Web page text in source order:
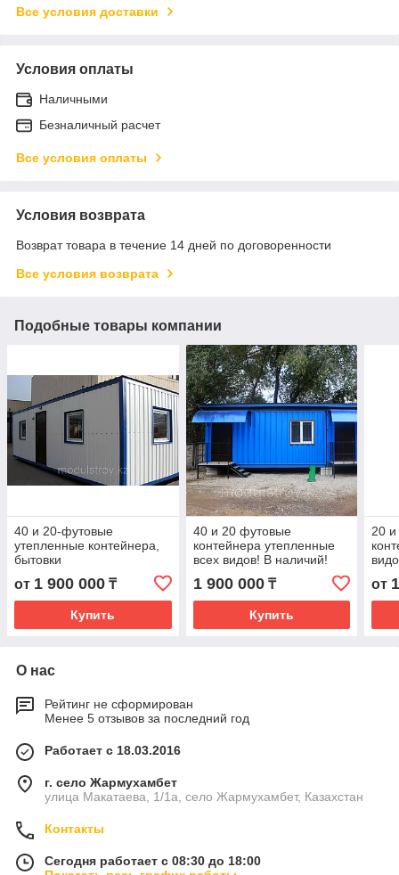
Все условия доставки
Условия оплаты
Наличными
Безналичный расчет
Все условия оплаты
Условия возврата
Возврат товара в течение 14 дней по договоренности
Все условия возврата
Подобные товары компании
40 и 20-футовые
утепленные контейнера,
бытовки
от 1 900 000 ₸
Купить
40 и 20 футовые
контейнера утепленные
всех видов! В наличий!
1 900 000₸
Купить
20
от
О нас
Рейтинг не сформирован
Менее 5 отзывов за последний год
Работает с 18.03.2016
г. село Жармухамбет
улица Макатаева, 1/1а, село Жармухамбет, Казахстан
Контакты
Сегодня работает с 08:30 до 18:00